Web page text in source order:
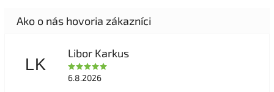
LK
Libor Karkus
6.8.2026